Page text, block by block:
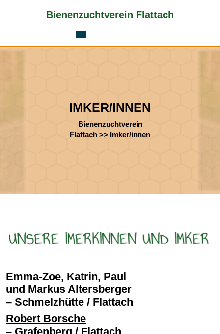
Bienenzuchtverein Flattach
IMKER/INNEN
Bienenzuchtverein
Flattach >> Imker/innen
Emma-Zoe, Katrin, Paul
und Markus Altersberger
– Schmelzhütte / Flattach
Robert Borsche
– Grafenberg / Flattach